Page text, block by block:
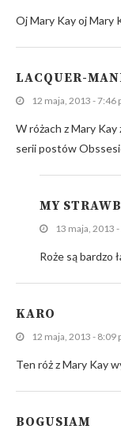
Oj Mary Kay oj Mary
LACQUER-
12 maja, 2013 - 7:46
W różach z Mary Kay
serii postów
MY
13 maja, 2013
Roże są bardzo
KARO
12 maja, 2013 - 8:09
Ten róż z Mary Kay
BOGUSIAM